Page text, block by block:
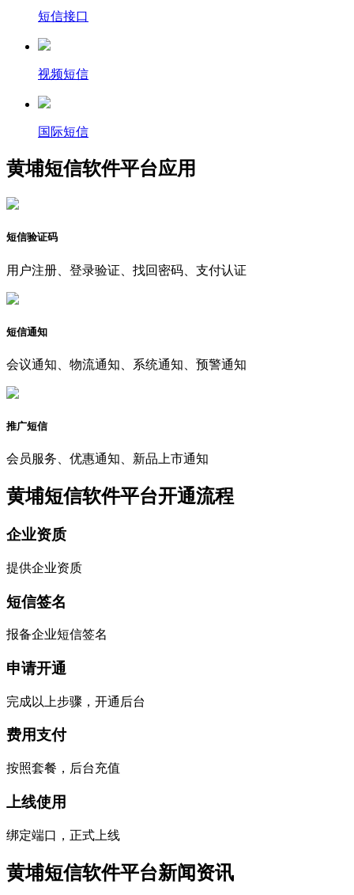
短信接口
视频短信
国际短信
黄埔短信软件平台应用
短信验证码
用户注册、登录验证、找回密码、支付认证
短信通知
会议通知、物流通知、系统通知、预警通知
推广短信
会员服务、优惠通知、新品上市通知
黄埔短信软件平台开通流程
企业资质
提供企业资质
短信签名
报备企业短信签名
申请开通
完成以上步骤，开通后台
费用支付
按照套餐，后台充值
上线使用
绑定端口，正式上线
黄埔短信软件平台新闻资讯